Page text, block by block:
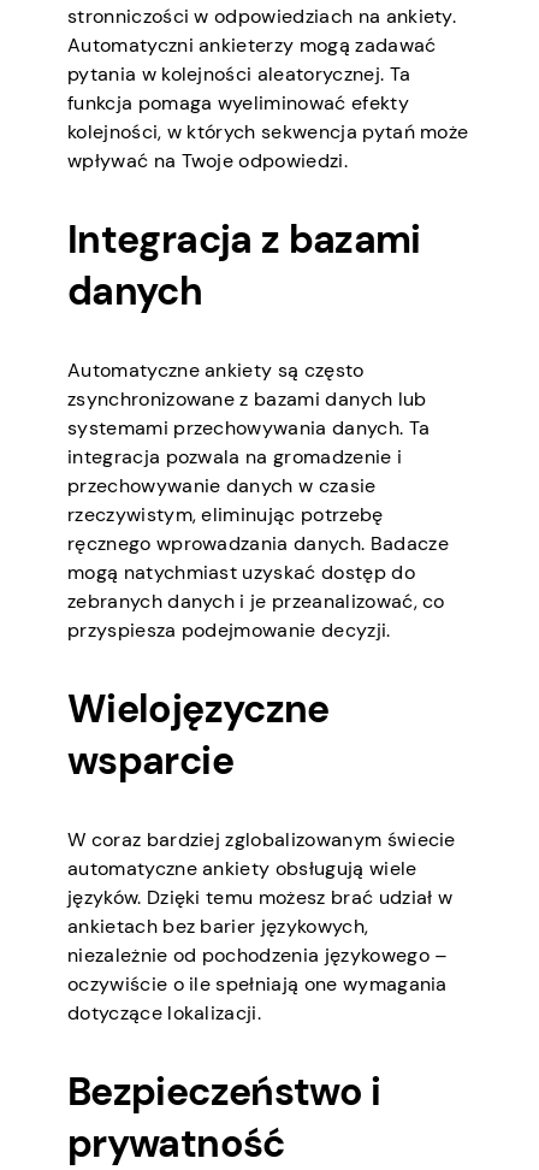
stronniczości w odpowiedziach na ankiety.
Automatyczni ankieterzy mogą zadawać
pytania w kolejności aleatorycznej. Ta
funkcja pomaga wyeliminować efekty
kolejności, w których sekwencja pytań może
wpływać na Twoje odpowiedzi.
Integracja z bazami
danych
Automatyczne ankiety są często
zsynchronizowane z bazami danych lub
systemami przechowywania danych. Ta
integracja pozwala na gromadzenie i
przechowywanie danych w czasie
rzeczywistym, eliminując potrzebę
ręcznego wprowadzania danych. Badacze
mogą natychmiast uzyskać dostęp do
zebranych danych i je przeanalizować, co
przyspiesza podejmowanie decyzji.
Wielojęzyczne
wsparcie
W coraz bardziej zglobalizowanym świecie
automatyczne ankiety obsługują wiele
języków. Dzięki temu możesz brać udział w
ankietach bez barier językowych,
niezależnie od pochodzenia językowego –
oczywiście o ile spełniają one wymagania
dotyczące lokalizacji.
Bezpieczeństwo i
prywatność